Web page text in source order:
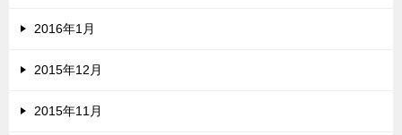
2016年1月
2015年12月
2015年11月